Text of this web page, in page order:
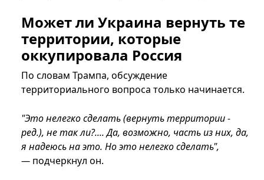
Может ли Украина вернуть те
территории, которые
оккупировала Россия
По словам Трампа, обсуждение
территориального вопроса только начинается.
"Это нелегко сделать (вернуть территории -
ред.), не так ли?.... Да, возможно, часть из них, да,
я надеюсь на это. Но это нелегко сделать",
— подчеркнул он.